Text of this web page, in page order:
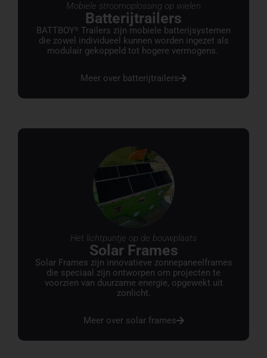
Mobiele stroomoplossing op wielen
Batterijtrailers
BATTBOY ®
Trailers zijn mobiele batterijsystemen
die zowel individueel kunnen worden ingezet als
modulair gekoppeld tot hogere vermogens.
Meer over batterijtrailers
Het lichtpuntje op de bouwplaats
Solar Frames
Solar Frames zijn innovatieve zonnepaneelframes
die speciaal zijn ontworpen om projecten te
voorzien van duurzame energie, opgewekt uit
zonlicht.
Meer over solar frames